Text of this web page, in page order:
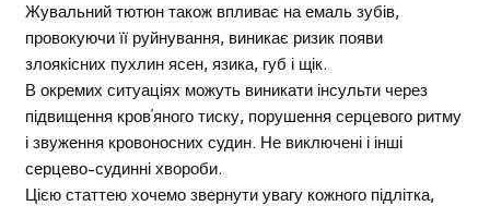
Жувальний тютюн також впливає на емаль зубів,
провокуючи її руйнування, виникає ризик появи
злоякісних пухлин ясен, язика, губ і щік.
В окремих ситуаціях можуть виникати інсульти через
підвищення кров’яного тиску, порушення серцевого ритму
і звуження кровоносних судин. Не виключені і інші
серцево-судинні хвороби.
Цією статтею хочемо звернути увагу кожного підлітка,